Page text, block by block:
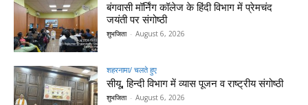
बंगवासी मॉर्निंग कॉलेज के हिंदी विभाग में प्रेमचंद
जयंती पर संगोष्ठी
शुभजिता - August 6, 2026
शहरनामा/ चलते हुए
सीयू, हिन्दी विभाग में व्यास पूजन व राष्ट्रीय संगोष्ठी
शुभजिता - August 6, 2026